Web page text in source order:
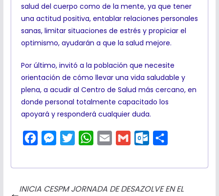
salud del cuerpo como de la mente, ya que tener
una actitud positiva, entablar relaciones personales
sanas, limitar situaciones de estrés y propiciar el
optimismo, ayudarán a que la salud mejore.
Por último, invitó a la población que necesite
orientación de cómo llevar una vida saludable y
plena, a acudir al Centro de Salud más cercano, en
donde personal totalmente capacitado los
apoyará y responderá cualquier duda.
c
M
s
i
W
a
a
a
t
m
INICIA CESPM JORNADA DE DESAZOLVE EN EL